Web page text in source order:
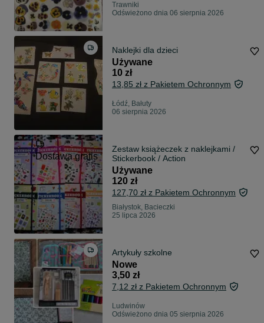
Trawniki
Odświeżono dnia 06 sierpnia 2026
Naklejki dla dzieci
Używane
10 zł
13,85 zł z Pakietem Ochronnym
Łódź, Bałuty
06 sierpnia 2026
Dostawa gratis
Zestaw książeczek z naklejkami /
Stickerbook / Action
Używane
120 zł
127,70 zł z Pakietem Ochronnym
Białystok, Bacieczki
25 lipca 2026
Artykuły szkolne
Nowe
3,50 zł
7,12 zł z Pakietem Ochronnym
Ludwinów
Odświeżono dnia 05 sierpnia 2026